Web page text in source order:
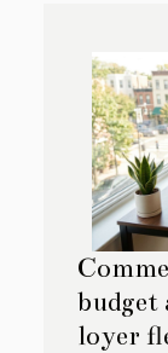
budget
loyer